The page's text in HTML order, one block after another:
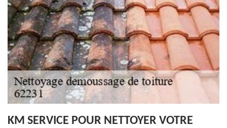
KM SERVICE POUR NETTOYER VOTRE